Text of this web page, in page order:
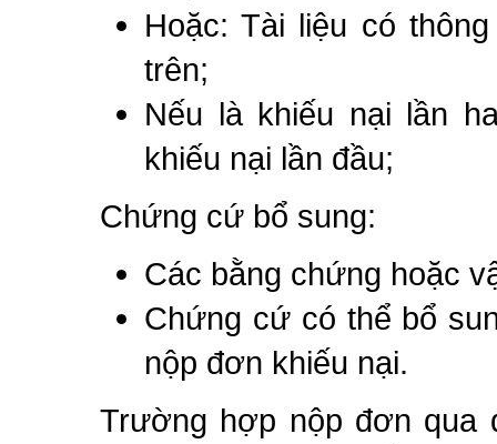
Hoặc: Tài liệu có
trên;
Nếu là khiếu nại lần
khiếu nại lần đầu;
Chứng cứ bổ sung:
Các bằng chứng hoặc
Chứng cứ có thể bổ
nộp đơn khiếu nại.
Trường hợp nộp đơn qua